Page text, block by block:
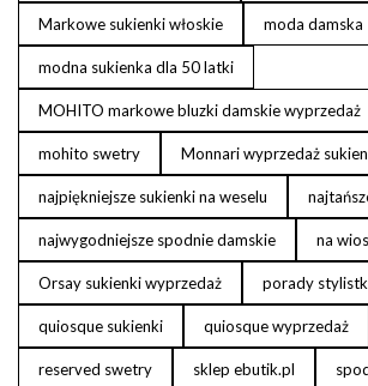
Markowe sukienki włoskie moda damska
modna sukienka dla 50 latki
MOHITO markowe bluzki damskie wyprzedaż
mohito swetry Monnari wyprzedaż
najpiękniejsze sukienki na weselu
najwygodniejsze spodnie damskie na
Orsay sukienki wyprzedaż porady
quiosque sukienki quiosque wyprzedaż
reserved swetry sklep ebutik.pl